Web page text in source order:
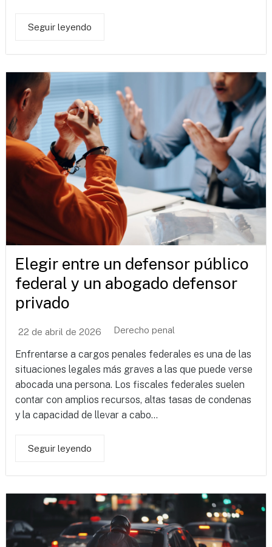
Seguir leyendo
Elegir entre un defensor público
federal y un abogado defensor
privado
22 de abril de 2026 Derecho penal
Enfrentarse a cargos penales federales es una de las
situaciones legales más graves a las que puede verse
abocada una persona. Los fiscales federales suelen
contar con amplios recursos, altas tasas de condenas
y la capacidad de llevar a cabo...
Seguir leyendo